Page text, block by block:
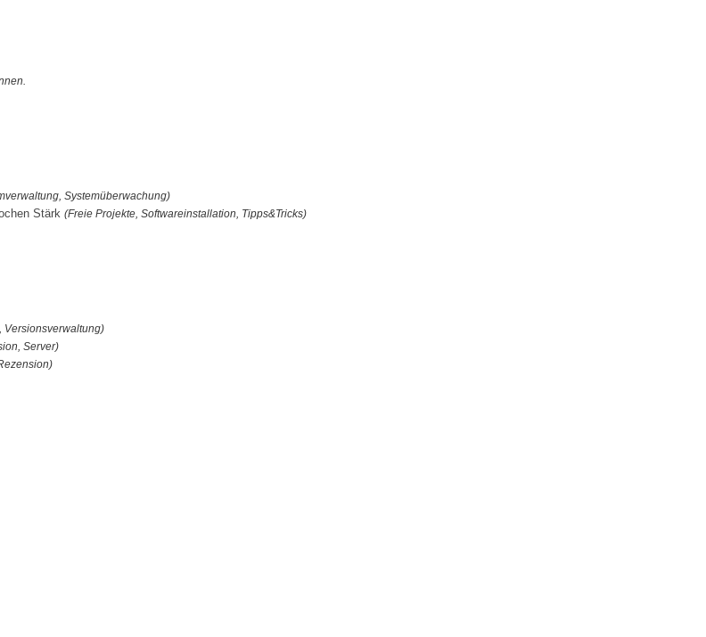
Systemüberwachung)
Stärk (Freie Projekte, Softwareinstallation, Tipps&Tricks)
Versionsverwaltung)
Server)